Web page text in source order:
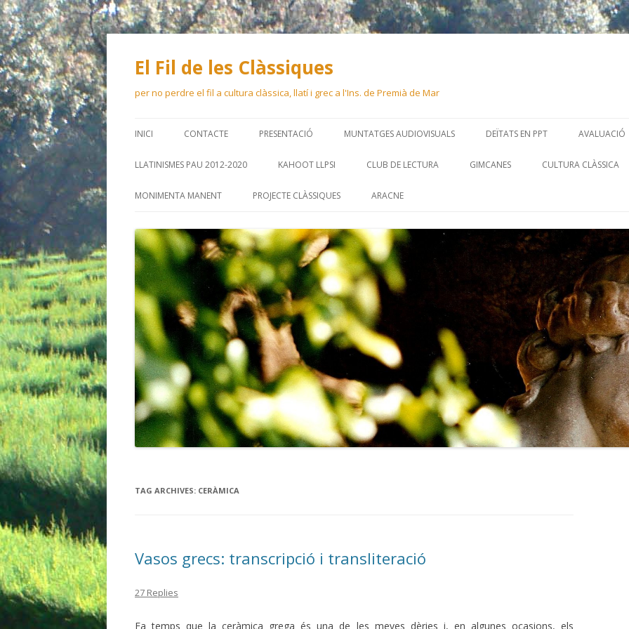
El Fil de les Clàssiques
per no perdre el fil a cultura clàssica, llatí i grec a l'Ins. de Premià de Mar
INICI CONTACTE PRESENTACIÓ MUNTATGES AUDIOVISUALS DEÏTATS EN PPT AVALUACIÓ
LLATINISMES PAU 2012-2020 KAHOOT LLPSI CLUB DE LECTURA GIMCANES CULTURA CLÀSSICA
MONIMENTA MANENT PROJECTE CLÀSSIQUES ARACNE
TAG ARCHIVES: CERÀMICA
Vasos grecs: transcripció i transliteració
27 Replies
Fa temps que la ceràmica grega és una de les meves dèries i, en algunes ocasions, els